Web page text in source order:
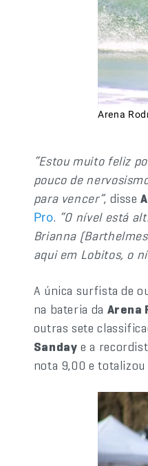
Arena
“Estou muito feliz
pouco de
para vencer”, disse
Pro. “O nível está
Brianna
aqui em Lobitos, o
A única surfista de
na bateria da Arena
outras sete
Sanday e a
nota 9,00 e